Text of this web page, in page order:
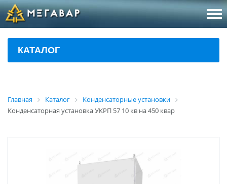
8
КАТАЛОГ
Главная Каталог
Конденсаторные установки
Конденсаторная установка УКРП 57 10 кв на 450 квар